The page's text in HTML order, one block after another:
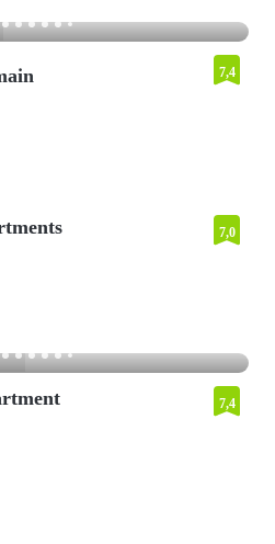
7,4
7,0
7,4